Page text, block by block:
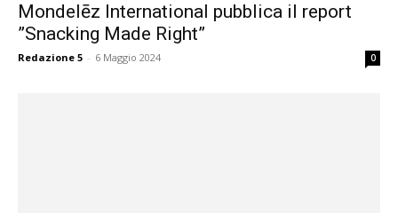
Mondelēz International pubblica il report
”Snacking Made Right”
Redazione 5 - 6 Maggio 2024 0